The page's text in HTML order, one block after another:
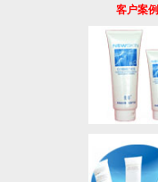
客户案例